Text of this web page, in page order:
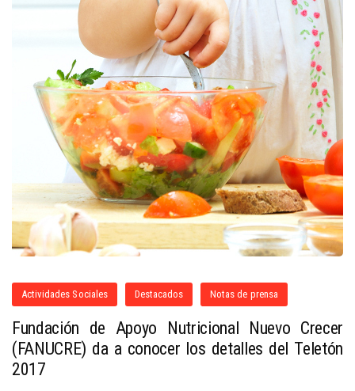
Actividades Sociales Destacados Notas de prensa
Fundación de Apoyo Nutricional Nuevo Crecer
(FANUCRE) da a conocer los detalles del Teletón
2017